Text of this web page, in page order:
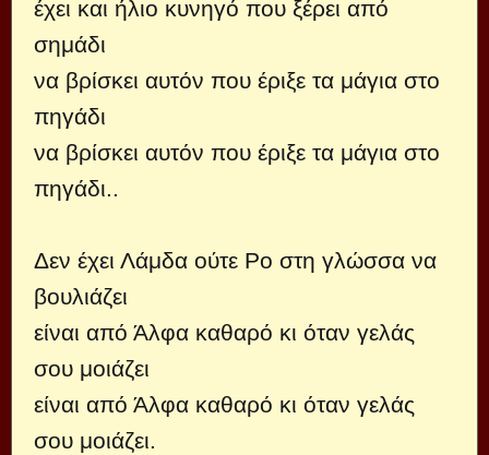
έχει και ήλιο κυνηγό που ξέρει από
σημάδι
να βρίσκει αυτόν που έριξε τα μάγια στο
πηγάδι
να βρίσκει αυτόν που έριξε τα μάγια στο
πηγάδι..
Δεν έχει Λάμδα ούτε Ρο στη γλώσσα να
βουλιάζει
είναι από Άλφα καθαρό κι όταν γελάς
σου μοιάζει
είναι από Άλφα καθαρό κι όταν γελάς
σου μοιάζει.